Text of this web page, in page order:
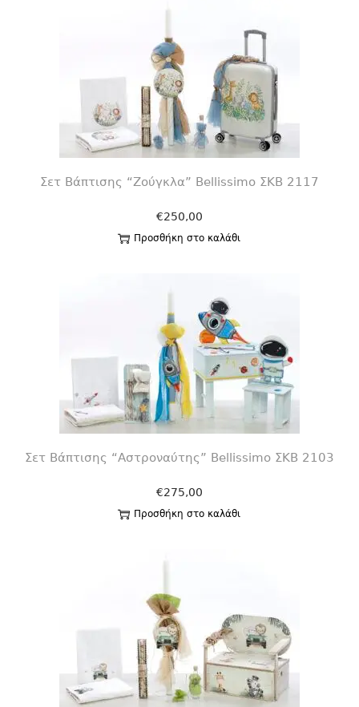
Σετ Βάπτισης “Ζούγκλα” Bellissimo ΣΚΒ 2117
€250,00
Προσθήκη στο καλάθι
Σετ Βάπτισης “Αστροναύτης” Bellissimo ΣΚΒ 2103
€275,00
Προσθήκη στο καλάθι